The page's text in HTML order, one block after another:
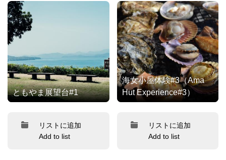
ともやま展望台#1
リストに追加
Add to list
海女小屋体験#3（Ama
Hut Experience#3）
リストに追加
Add to list